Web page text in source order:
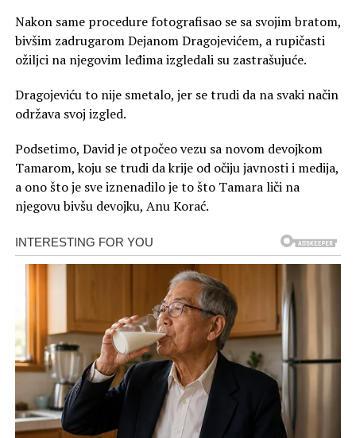
Nakon same procedure fotografisao se sa svojim bratom,
bivšim zadrugarom Dejanom Dragojevićem, a rupičasti
ožiljci na njegovim leđima izgledali su zastrašujuće.
Dragojeviću to nije smetalo, jer se trudi da na svaki način
održava svoj izgled.
Podsetimo, David je otpočeo vezu sa novom devojkom
Tamarom, koju se trudi da krije od očiju javnosti i medija,
a ono što je sve iznenadilo je to što Tamara liči na
njegovu bivšu devojku, Anu Korać.